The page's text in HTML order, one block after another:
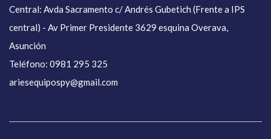
Central: Avda Sacramento c/ Andrés Gubetich (Frente a IPS
central) - Av Primer Presidente 3629 esquina Overava,
Asunción
Teléfono: 0981 295 325
ariesequipospy@gmail.com